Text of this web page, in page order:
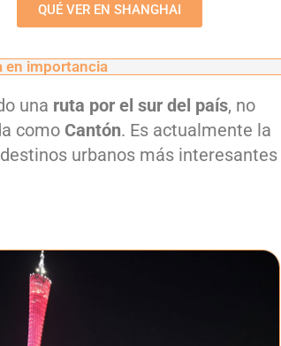
QUÉ VER EN SHANGHAI
en importancia
una ruta por el sur del país, no
como Cantón. Es actualmente la
urbanos más interesantes